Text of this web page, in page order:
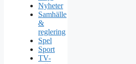
Nyheter
Samhälle
&
reglering
Spel
Sport
TV-